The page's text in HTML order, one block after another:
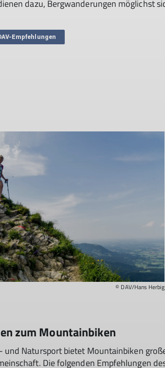
dazu, Bergwanderungen möglichst
Empfehlungen
© DAV/Hans Herbig
zum Mountainbiken
und Natursport bietet Mountainbiken
Die folgenden Empfehlungen